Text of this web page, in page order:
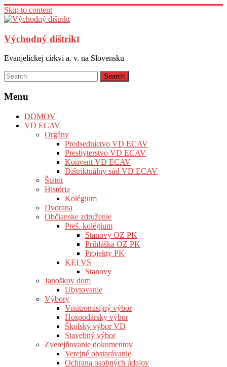
Skip to content
Východný dištrikt
Evanjelickej cirkvi a. v. na Slovensku
Menu
DOMOV
VD ECAV
Orgány
Predsedníctvo VD ECAV
Presbyterstvo VD ECAV
Konvent VD ECAV
Dištriktuálny súd VD ECAV
Štatút
História
Kolégium
Dvorana
Občianske združenie
Preš. kolégium
Stanovy OZ PK
Prihláška OZ PK
Projekty PK
KEI VS
Stanovy
Janoškov dom
Ubytovanie
Výbory
Vnútromisijný výbor
Hospodársky výbor
Školský výbor VD
Stavebný výbor
Zverejňovanie dokumentov
Verejné obstarávanie
Ochrana osobných údajov